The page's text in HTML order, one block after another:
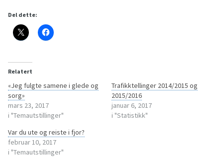
Del dette:
Relatert
«Jeg fulgte samene i glede og
sorg»
mars 23, 2017
i "Temautstillinger"
Trafikktellinger 2014/2015 og
2015/2016
januar 6, 2017
i "Statistikk"
Var du ute og reiste i fjor?
februar 10, 2017
i "Temautstillinger"